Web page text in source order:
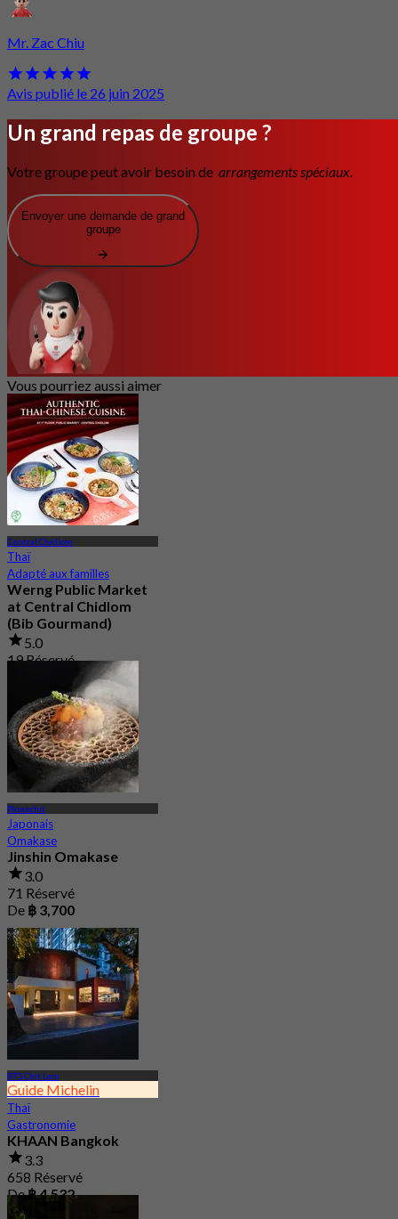
Mr. Zac Chiu
Avis publié le 26 juin 2025
Un grand repas de groupe ?
Votre groupe peut avoir besoin de arrangements spéciaux.
Envoyer une demande de grand
groupe
Vous pourriez aussi aimer
Central Chidlom
Thaï
Adapté aux familles
Werng Public Market
at Central Chidlom
(Bib Gourmand)
5.0
19 Réservé
Ploenchit
Japonais
Omakase
Jinshin Omakase
3.0
71 Réservé
De ฿ 3,700
BTS Chit Lom
Guide Michelin
Thaï
Gastronomie
KHAAN Bangkok
3.3
658 Réservé
De฿ 4,532